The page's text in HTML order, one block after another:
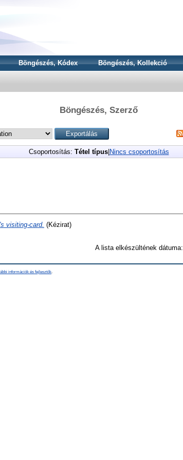
Böngészés, Kódex Böngészés, Kollekció
Böngészés, Szerző
Csoportosítás: Tétel típus| Nincs csoportosítás
visiting-card. (Kézirat)
A lista elkészültének dátuma:
információk és fejlesztők